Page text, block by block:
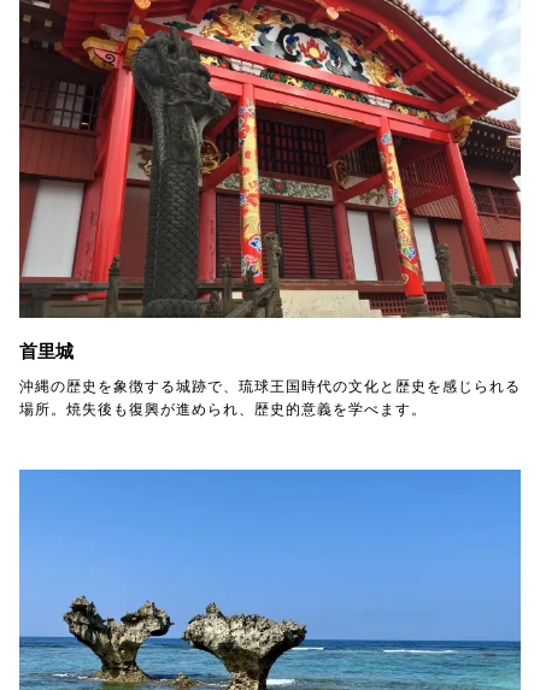
首里城
沖縄の歴史を象徴する城跡で、琉球王国時代の文化と歴史を感じられる
場所。焼失後も復興が進められ、歴史的意義を学べます。